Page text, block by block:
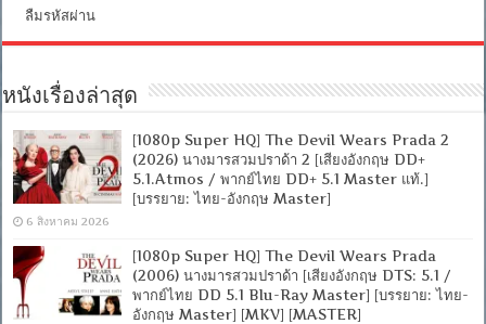
ลืมรหัสผ่าน
หนังเรื่องล่าสุด
[1080p Super HQ] The Devil Wears Prada 2
(2026) นางมารสวมปราด้า 2 [เสียงอังกฤษ DD+
5.1.Atmos / พากย์ไทย DD+ 5.1 Master แท้.]
[บรรยาย: ไทย-อังกฤษ Master]
6 สิงหาคม 2026
[1080p Super HQ] The Devil Wears Prada
(2006) นางมารสวมปราด้า [เสียงอังกฤษ DTS: 5.1 /
พากย์ไทย DD 5.1 Blu-Ray Master] [บรรยาย: ไทย-
อังกฤษ Master] [MKV] [MASTER]